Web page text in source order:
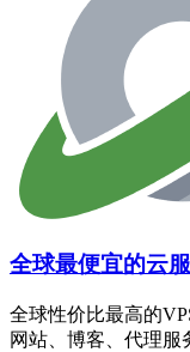
全球最便宜的云
全球性价比最高的
网站、博客、代理